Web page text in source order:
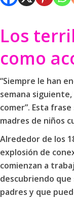
Los
como
“Siempre le han
semana
comer”. Esta
madres de niños
Alrededor de los
explosión de
comienzan a
descubriendo
padres y que